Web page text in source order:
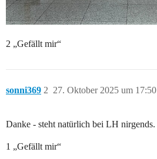
2 „Gefällt mir“
sonni369 27. Oktober 2025 um 17:50
2
Danke - steht natürlich bei LH nirgends.
1 „Gefällt mir“